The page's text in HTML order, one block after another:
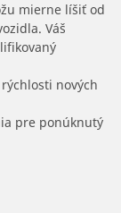
mierne líšiť od
Váš
nových
pre ponúknutý